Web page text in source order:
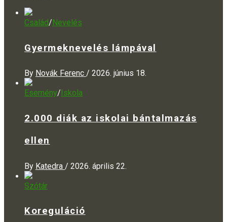
Család/Nevelés
Gyermeknevelés lámpával
By Novák Ferenc / 2026. június 18.
Esemény/ Iskola
2.000 diák az iskolai bántalmazás
ellen
By Katedra / 2026. április 22.
Szótár
Koreguláció